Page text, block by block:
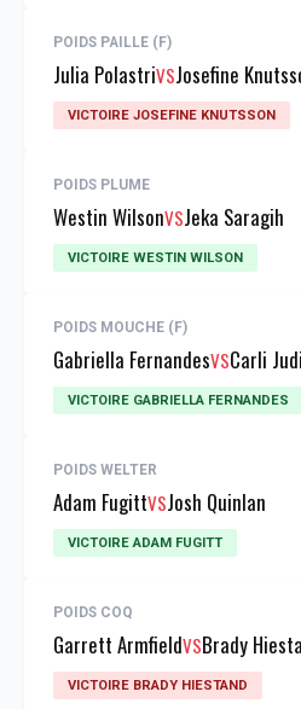
POIDS PAILLE (F)
Julia PolastriVSJosefine
VICTOIRE JOSEFINE KNUTSSON
POIDS PLUME
Westin WilsonVSJeka Saragih
VICTOIRE WESTIN WILSON
POIDS MOUCHE (F)
Gabriella FernandesVSCarli
VICTOIRE GABRIELLA FERNANDES
POIDS WELTER
Adam FugittVSJosh Quinlan
VICTOIRE ADAM FUGITT
POIDS COQ
Garrett ArmfieldVSBrady
VICTOIRE BRADY HIESTAND